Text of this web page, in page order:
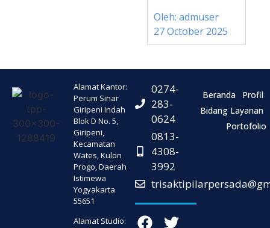
Oleh: admuser
27 October 2025
Alamat Kantor:
Perum Sinar
Giripeni Indah
Blok D No. 5,
Giripeni,
Kecamatan
Wates, Kulon
Progo, Daerah
Istimewa
Yogyakarta
55651
Alamat Studio:
0274-
283-
0624
0813-
4308-
3992
Beranda
Profil
Bidang Layanan
Portofolio